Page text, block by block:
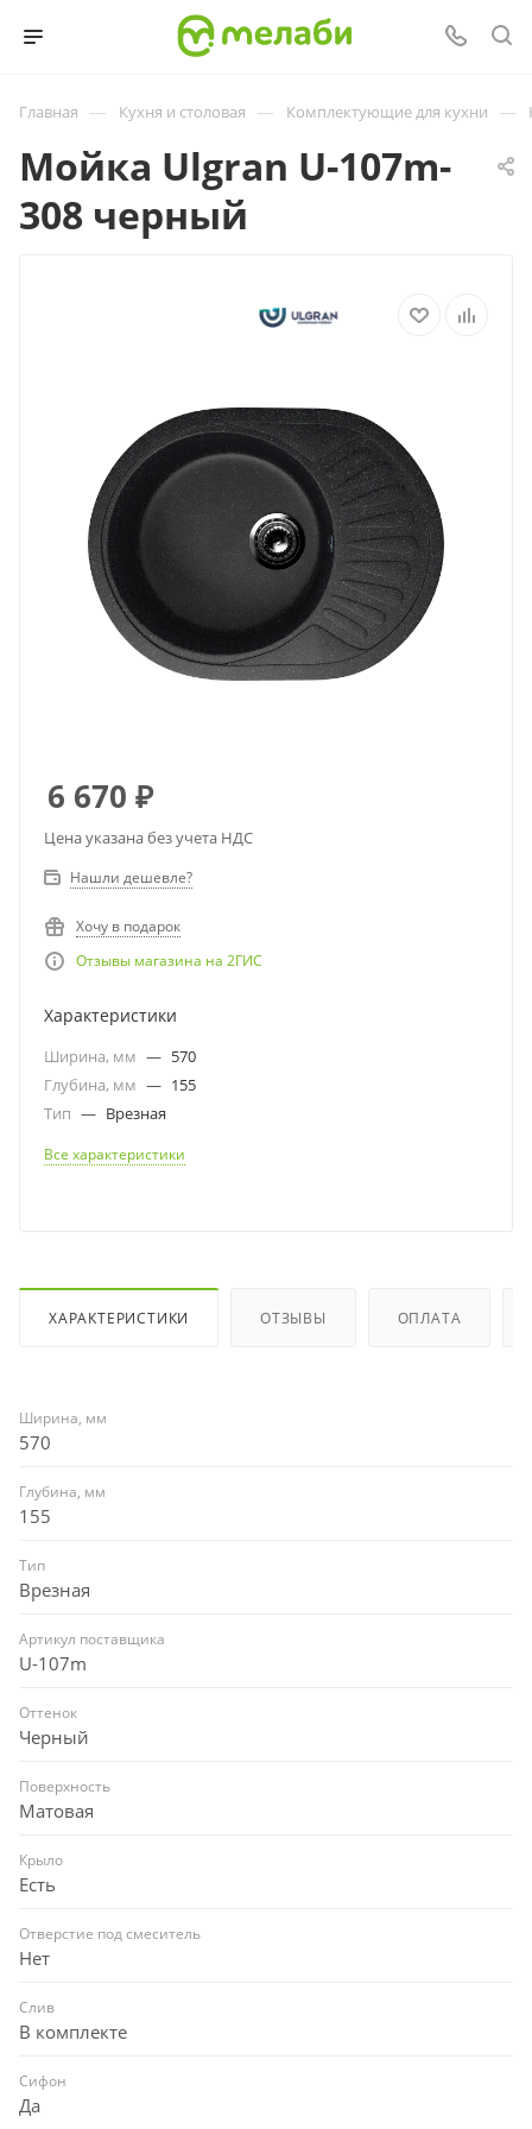
Главная — Кухня и столовая — Комплектующие для кухни —
Мойка Ulgran U-107m-
308 черный
6 670 ₽
Цена указана без учета НДС
Нашли дешевле?
Хочу в подарок
Отзывы магазина на 2ГИС
Характеристики
Ширина, мм — 570
Глубина, мм — 155
Тип — Врезная
Все характеристики
ХАРАКТЕРИСТИКИ ОТЗЫВЫ ОПЛАТА
Ширина, мм
570
Глубина, мм
155
Тип
Врезная
Артикул поставщика
U-107m
Оттенок
Черный
Поверхность
Матовая
Крыло
Есть
Отверстие под смеситель
Нет
Слив
В комплекте
Сифон
Да